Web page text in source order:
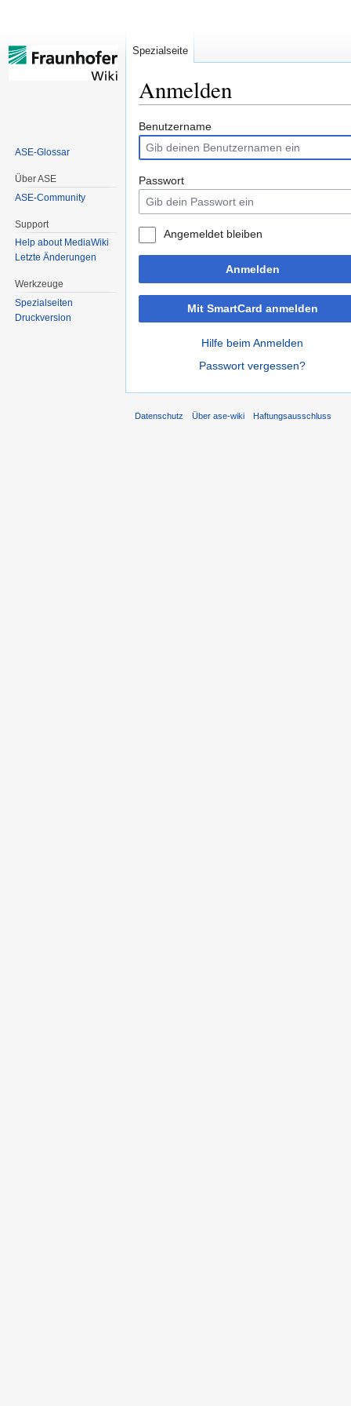
Anmelden
Zur
Navigation
springen
Zur
Suche
springen
Benutzername
Passwort
Angemeldet bleiben
Anmelden
Mit SmartCard anmelden
Hilfe beim Anmelden
Passwort vergessen?
Spezialseite
ASE-Glossar
Über ASE
ASE-Community
Support
Help about MediaWiki
Letzte Änderungen
Werkzeuge
Spezialseiten
Druckversion
Datenschutz Über ase-wiki Haftungsausschluss